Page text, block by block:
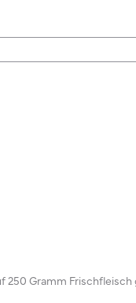
250 Gramm